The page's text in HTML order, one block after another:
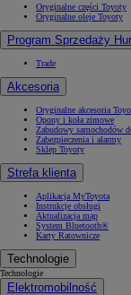
Oryginalne części Toyoty
Oryginalne oleje Toyoty
Program Sprzedaży
Trade
Akcesoria
Oryginalne akcesoria
Opony i koła zimowe
Zabudowy samochodów
Zabezpieczenia i alarmy
Sklep Toyoty
Strefa klienta
Aplikacja MyToyota
Instrukcje obsługi
Aktualizacja map
System Bluetooth®
Karty Ratownicze
Technologie
Technologie
Elektromobilność